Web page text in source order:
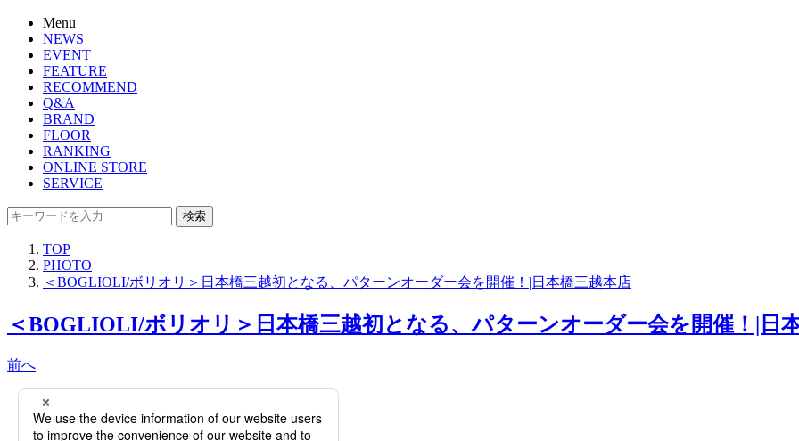
Menu
NEWS
EVENT
FEATURE
RECOMMEND
Q&A
BRAND
FLOOR
RANKING
ONLINE STORE
SERVICE
検索
TOP
PHOTO
＜BOGLIOLI/ボリオリ＞日本橋三越初となる、パターンオーダー会を開催！|日本橋三越本店
＜BOGLIOLI/ボリオリ＞日本橋三越初となる、パターンオーダー会を開催！|日
前へ